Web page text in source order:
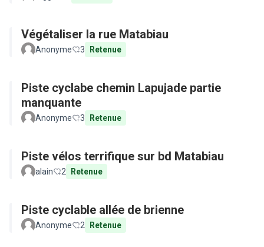
Végétaliser la rue Matabiau
Anonyme 3 Retenue
Piste cyclabe chemin Lapujade partie
manquante
Anonyme 3 Retenue
Piste vélos terrifique sur bd Matabiau
alain 2 Retenue
Piste cyclable allée de brienne
Anonyme 2 Retenue